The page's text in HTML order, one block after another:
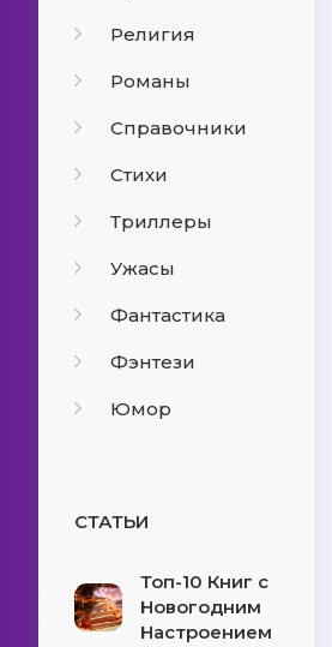
Религия
Романы
Справочники
Стихи
Триллеры
Ужасы
Фантастика
Фэнтези
Юмор
СТАТЬИ
Топ-10 Книг с
Новогодним
Настроением